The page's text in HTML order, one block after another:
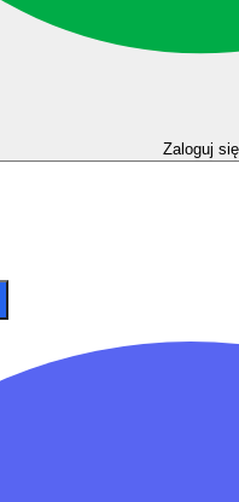
Zaloguj się